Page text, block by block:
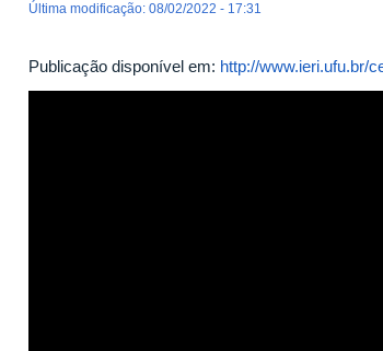
Última modificação: 08/02/2022 - 17:31
Publicação disponível em: http://www.ieri.ufu.br/